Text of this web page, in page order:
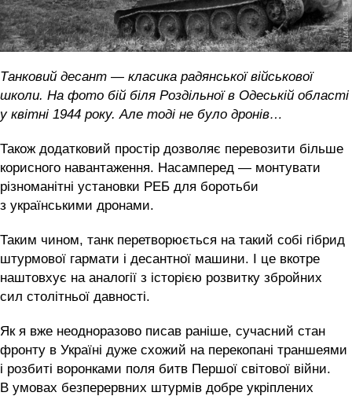
Танковий десант — класика радянської військової
школи. На фото бій біля Роздільної в Одеській області
у квітні 1944 року. Але тоді не було дронів…
Також додатковий простір дозволяє перевозити більше
корисного навантаження. Насамперед — монтувати
різноманітні установки РЕБ для боротьби
з українськими дронами.
Таким чином, танк перетворюється на такий собі гібрид
штурмової гармати і десантної машини. І це вкотре
наштовхує на аналогії з історією розвитку збройних
сил столітньої давності.
Як я вже неодноразово писав раніше, сучасний стан
фронту в Україні дуже схожий на перекопані траншеями
і розбиті воронками поля битв Першої світової війни.
В умовах безперервних штурмів добре укріплених